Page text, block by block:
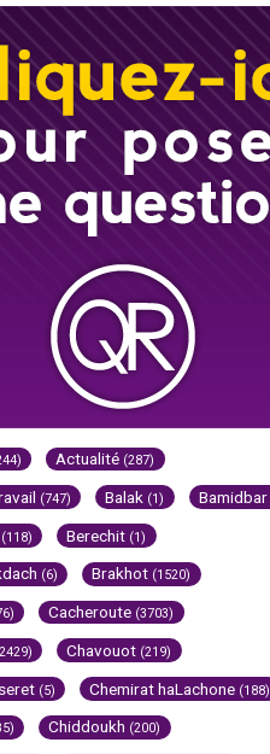
Actualité (287)
(747) Balak (1) Bamidbar
(118) Berechit (1)
(6) Brakhot (1520)
Cacheroute (3703)
Chavouot (219)
(5) Chemirat haLachone (188)
Chiddoukh (200)